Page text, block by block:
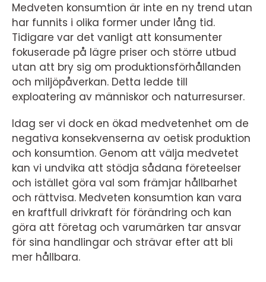
Medveten konsumtion är inte en ny trend utan
har funnits i olika former under lång tid.
Tidigare var det vanligt att konsumenter
fokuserade på lägre priser och större utbud
utan att bry sig om produktionsförhållanden
och miljöpåverkan. Detta ledde till
exploatering av människor och naturresurser.
Idag ser vi dock en ökad medvetenhet om de
negativa konsekvenserna av oetisk produktion
och konsumtion. Genom att välja medvetet
kan vi undvika att stödja sådana företeelser
och istället göra val som främjar hållbarhet
och rättvisa. Medveten konsumtion kan vara
en kraftfull drivkraft för förändring och kan
göra att företag och varumärken tar ansvar
för sina handlingar och strävar efter att bli
mer hållbara.